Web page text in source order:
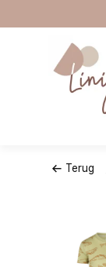
Terug